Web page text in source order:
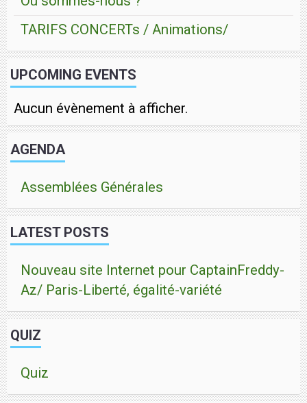
TARIFS CONCERTs / Animations/
UPCOMING EVENTS
Aucun évènement à afficher.
AGENDA
Assemblées Générales
LATEST POSTS
Nouveau site Internet pour CaptainFreddy-
Az/ Paris-Liberté, égalité-variété
QUIZ
Quiz